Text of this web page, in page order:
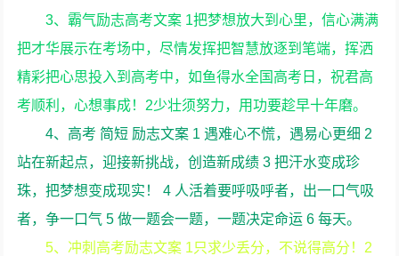
3、霸气励志高考文案 1把梦想放大到心里，信心满满
把才华展示在考场中，尽情发挥把智慧放逐到笔端，挥洒
精彩把心思投入到高考中，如鱼得水全国高考日，祝君高
考顺利，心想事成！2少壮须努力，用功要趁早十年磨。
4、高考 简短 励志文案 1 遇难心不慌，遇易心更细 2
站在新起点，迎接新挑战，创造新成绩 3 把汗水变成珍
珠，把梦想变成现实！ 4 人活着要呼吸呼者，出一口气吸
者，争一口气 5 做一题会一题，一题决定命运 6 每天。
5、冲刺高考励志文案 1只求少丢分，不说得高分！2